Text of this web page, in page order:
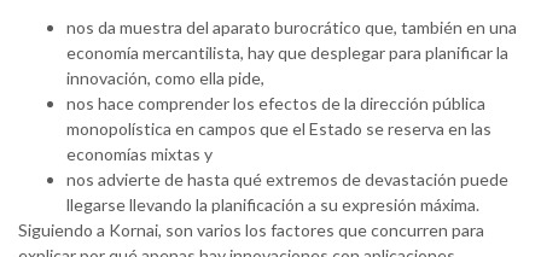
nos da muestra del aparato burocrático que, también en una
economía mercantilista, hay que desplegar para planificar la
innovación, como ella pide,
nos hace comprender los efectos de la dirección pública
monopolística en campos que el Estado se reserva en las
economías mixtas y
nos advierte de hasta qué extremos de devastación puede
llegarse llevando la planificación a su expresión máxima.
Siguiendo a Kornai, son varios los factores que concurren para